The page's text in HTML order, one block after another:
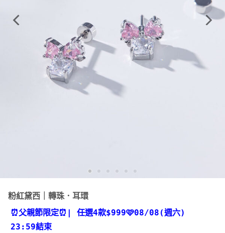
粉紅黛西｜轉珠．耳環
⏰父親節限定⏰ | 任選4款$999🩷08/08(週六)
23:59結束